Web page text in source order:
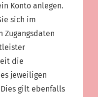
Konto anlegen.
sich im
Zugangsdaten
die
jeweiligen
gilt ebenfalls